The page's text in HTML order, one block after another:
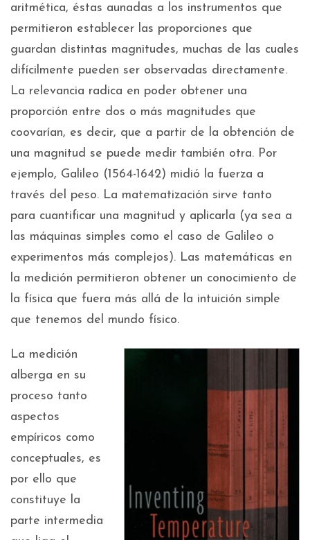
aritmética, éstas aunadas a los instrumentos que
permitieron establecer las proporciones que
guardan distintas magnitudes, muchas de las cuales
difícilmente pueden ser observadas directamente.
La relevancia radica en poder obtener una
proporción entre dos o más magnitudes que
coovarían, es decir, que a partir de la obtención de
una magnitud se puede medir también otra. Por
ejemplo, Galileo (1564-1642) midió la fuerza a
través del peso. La matematización sirve tanto
para cuantificar una magnitud y aplicarla (ya sea a
las máquinas simples como el caso de Galileo o
experimentos más complejos). Las matemáticas en
la medición permitieron obtener un conocimiento de
la física que fuera más allá de la intuición simple
que tenemos del mundo físico.
La medición
alberga en su
proceso tanto
aspectos
empíricos como
conceptuales, es
por ello que
constituye la
parte intermedia